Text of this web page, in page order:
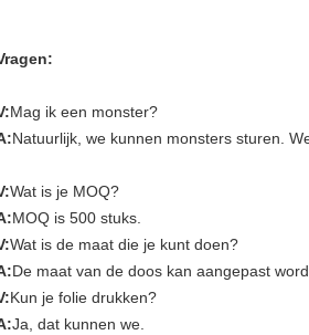
Mag ik een monster?
Natuurlijk, we kunnen monsters sturen.
Wat is je MOQ?
MOQ is 500 stuks.
Wat is de maat die je kunt doen?
De maat van de doos kan aangepast
Kun je folie drukken?
Ja, dat kunnen we.